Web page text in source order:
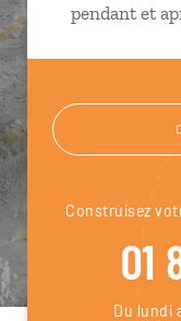
pendant et
Construisez
01
Du lundi